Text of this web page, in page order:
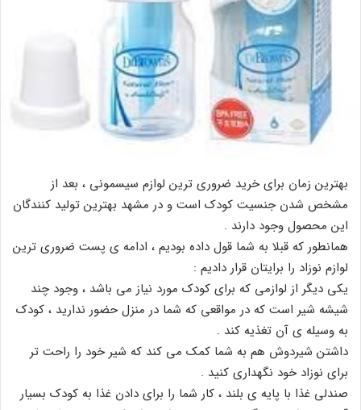
بهترین زمان برای خرید ضروری ترین لوازم سیسمونی ، بعد از
مشخص شدن جنسیت کودک است و در مشهد بهترین تولید کنندگان
این محصول وجود دارند .
همانطور که قبلا به شما قول داده بودیم ، ادامه ی پست ضروری ترین
لوازم نوزاد را برایتان قرار دادیم :
یکی دیگر از لوازمی که برای کودک مورد نیاز می باشد ، وجود چند
شیشه شیر است که در مواقعی که شما در منزل حضور ندارید ، کودک
به وسیله ی آن تغذیه کند .
داشتن شیردوش هم به شما کمک می کند که شیر خود را راحت تر
برای نوزاد خود نگهداری کنید .
صندلی غذا با پایه ی بلند ، کار شما را برای دادن غذا به کودک بسیار